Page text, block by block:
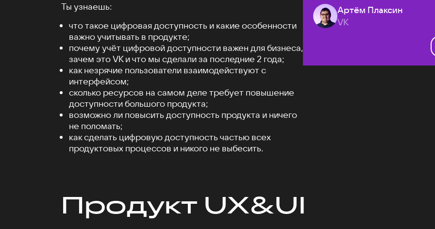
Ты узнаешь:
что такое цифровая доступность и какие особенности
важно учитывать в продукте;
почему учёт цифровой доступности важен для бизнеса,
зачем это VK и что мы сделали за последние 2 года;
как незрячие пользователи взаимодействуют с
интерфейсом;
сколько ресурсов на самом деле требует повышение
доступности большого продукта;
возможно ли повысить доступность продукта и ничего
не поломать;
как сделать цифровую доступность частью всех
продуктовых процессов и никого не выбесить.
Артём Плаксин
VK
Продукт UX&UI